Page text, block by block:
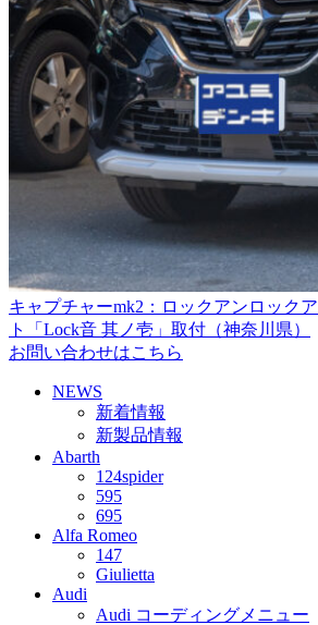
キャプチャーmk2：ロックアンロック
ト「Lock音 其ノ壱」取付（神奈川県）
お問い合わせはこちら
NEWS
新着情報
新製品情報
Abarth
124spider
595
695
Alfa Romeo
147
Giulietta
Audi
Audi コーディングメニュー